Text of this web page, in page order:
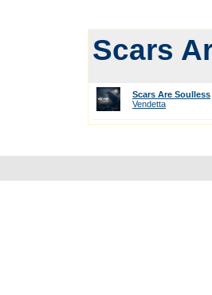
Scars
Scars Are Soulless
Vendetta